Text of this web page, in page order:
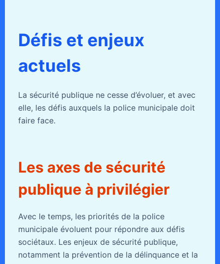
Défis et enjeux
actuels
La sécurité publique ne cesse d’évoluer, et avec
elle, les défis auxquels la police municipale doit
faire face.
Les axes de sécurité
publique à privilégier
Avec le temps, les priorités de la police
municipale évoluent pour répondre aux défis
sociétaux. Les enjeux de sécurité publique,
notamment la prévention de la délinquance et la